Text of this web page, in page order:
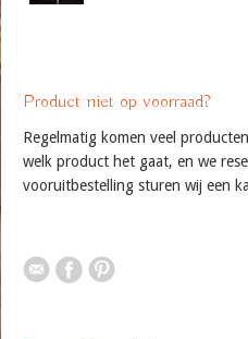
Product niet op voorraad?
Regelmatig komen veel
welk product het gaat, en we
vooruitbestelling sturen wij een